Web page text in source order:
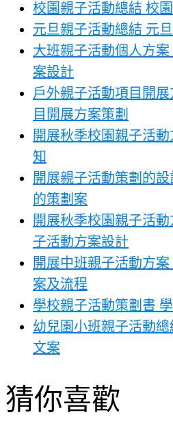
校園親子活動總結 校
元旦親子活動總結 元
大班親子活動個人方
案設計
戶外親子活動項目開
目開展方案策劃
開展秋季校園親子活
知
開展親子活動策劃的
的策劃案
開展秋季校園親子活
子活動方案設計
開展中班親子活動方
案及流程
學校親子活動策劃書
幼兒園小班親子活動
文案
猜你喜歡